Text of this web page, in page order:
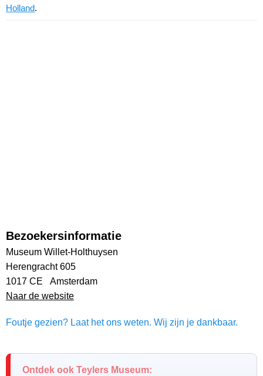
Holland.
Bezoekersinformatie
Museum Willet-Holthuysen
Herengracht 605
1017 CE Amsterdam
Naar de website
Foutje gezien? Laat het ons weten. Wij zijn je dankbaar.
Ontdek ook Teylers Museum: